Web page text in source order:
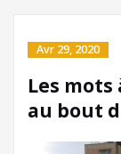
Avr 29, 2020
Les mots
au bout